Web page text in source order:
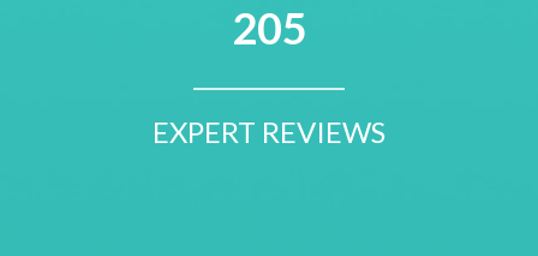
205
EXPERT REVIEWS